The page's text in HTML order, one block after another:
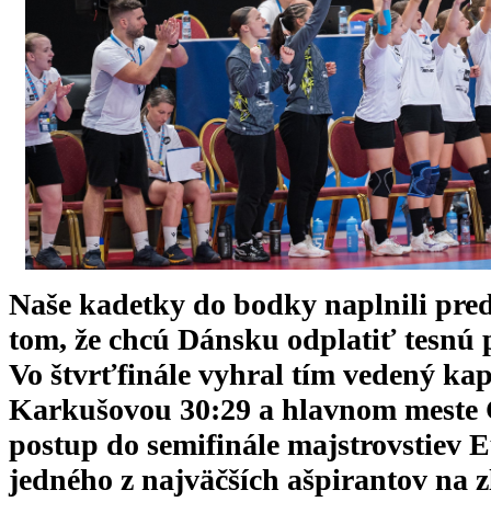
Naše kadetky do bodky naplnili
tom, že chcú Dánsku odplatiť
Vo štvrťfinále vyhral tím vedený
Karkušovou 30:29 a hlavnom
postup do semifinále majstrovstiev
jedného z najväčších ašpirantov na